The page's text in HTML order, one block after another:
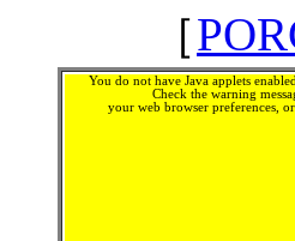
［
You do not have Java applets
Check the warning
your web browser preferences,